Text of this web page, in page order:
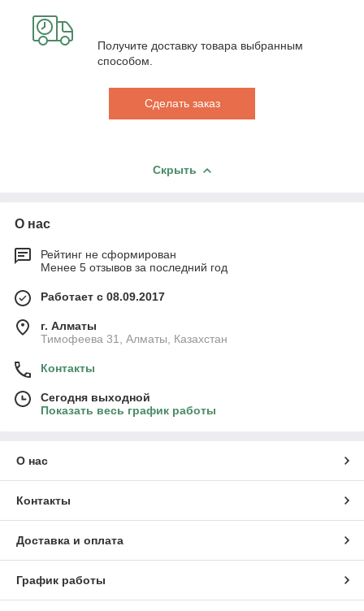
Получите доставку товара выбранным
способом.
Сделать заказ
Скрыть
О нас
Рейтинг не сформирован
Менее 5 отзывов за последний год
Работает с 08.09.2017
г. Алматы
Тимофеева 31, Алматы, Казахстан
Контакты
Сегодня выходной
Показать весь график работы
О нас
Контакты
Доставка и оплата
График работы